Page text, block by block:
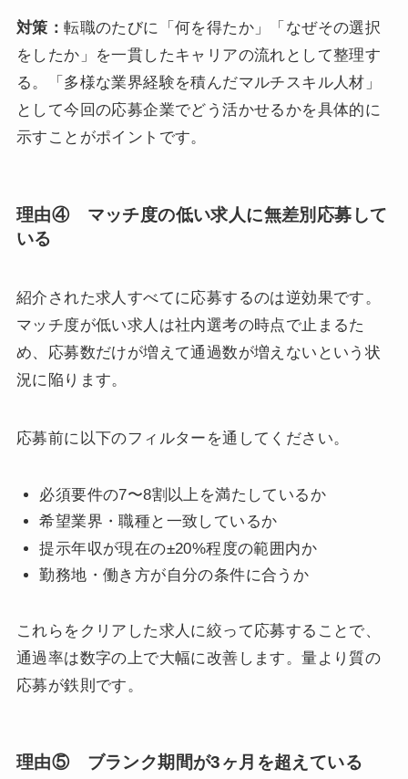
対策：転職のたびに「何を得たか」「なぜその選択
をしたか」を一貫したキャリアの流れとして整理す
る。「多様な業界経験を積んだマルチスキル人材」
として今回の応募企業でどう活かせるかを具体的に
示すことがポイントです。
理由④ マッチ度の低い求人に無差別応募して
いる
紹介された求人すべてに応募するのは逆効果です。
マッチ度が低い求人は社内選考の時点で止まるた
め、応募数だけが増えて通過数が増えないという状
況に陥ります。
応募前に以下のフィルターを通してください。
必須要件の7〜8割以上を満たしているか
希望業界・職種と一致しているか
提示年収が現在の±20%程度の範囲内か
勤務地・働き方が自分の条件に合うか
これらをクリアした求人に絞って応募することで、
通過率は数字の上で大幅に改善します。量より質の
応募が鉄則です。
理由⑤ ブランク期間が3ヶ月を超えている